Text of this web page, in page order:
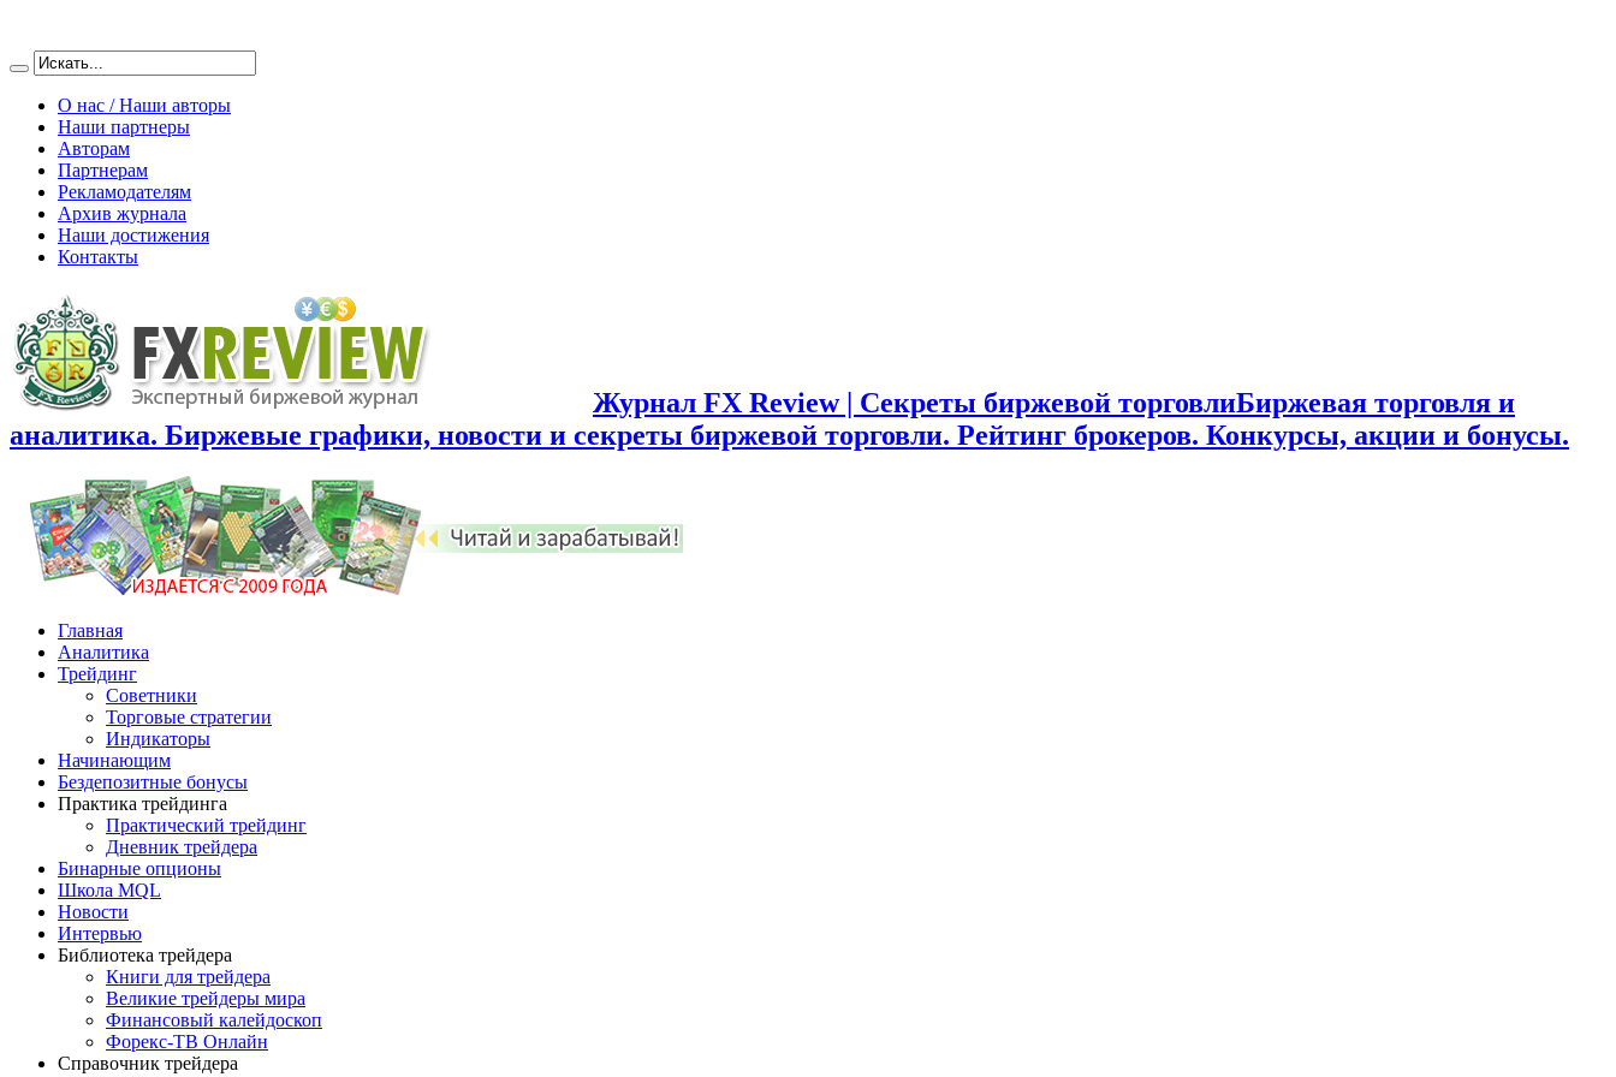
О нас / Наши авторы
Наши партнеры
Авторам
Партнерам
Рекламодателям
Архив журнала
Наши достижения
Контакты
Журнал FX Review | Секреты биржевой торговлиБиржевая торговля и
аналитика. Биржевые графики, новости и секреты биржевой торговли. Рейтинг брокеров. Конкурсы, акции и бонусы.
Главная
Аналитика
Трейдинг
Советники
Торговые стратегии
Индикаторы
Начинающим
Бездепозитные бонусы
Практика трейдинга
Практический трейдинг
Дневник трейдера
Бинарные опционы
Школа MQL
Новости
Интервью
Библиотека трейдера
Книги для трейдера
Великие трейдеры мира
Финансовый калейдоскоп
Форекс-ТВ Онлайн
Справочник трейдера